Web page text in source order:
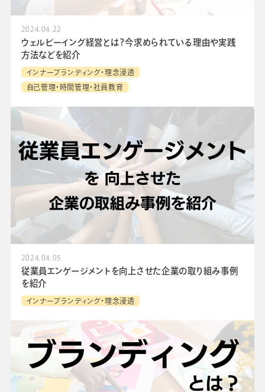
2024.04.22
ウェルビーイング経営とは？今求められている理由や実践
方法などを紹介
インナーブランディング・理念浸透
自己管理・時間管理・社員教育
2024.04.05
従業員エンゲージメントを向上させた企業の取り組み事例
を紹介
インナーブランディング・理念浸透